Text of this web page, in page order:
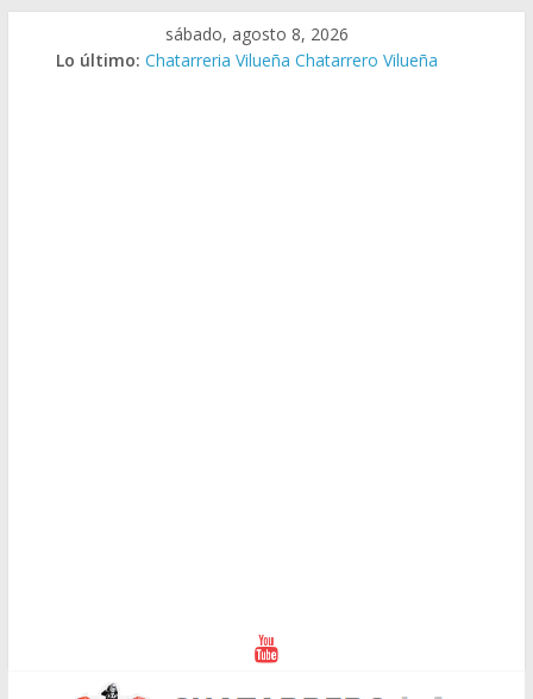
sábado, agosto 8, 2026
Lo último: Chatarreria Vilueña Chatarrero Vilueña